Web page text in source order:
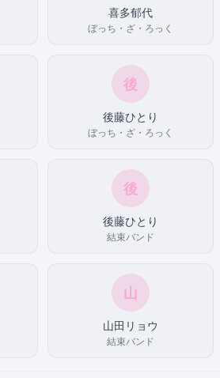
喜多郁代
ぼっち・ざ・ろっく
後
後藤ひとり
ぼっち・ざ・ろっく
後
後藤ひとり
結束バンド
山
山田リョウ
結束バンド